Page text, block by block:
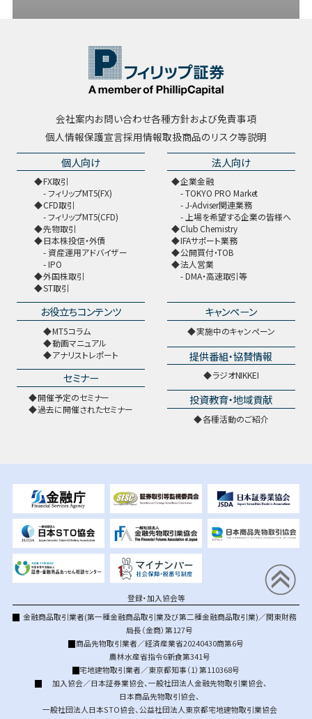
会社案内お問い合わせ各種方針および免責事項
個人情報保護宣言採用情報取扱商品のリスク等説明
個人向け
FX取引
フィリップMT5(FX)
CFD取引
フィリップMT5(CFD)
先物取引
日本株投信・外債
資産運用アドバイザー
IPO
外国株取引
ST取引
法人向け
企業金融
TOKYO PRO Market
J-Adviser関連業務
上場を希望する企業の皆様へ
Club Chemistry
IFAサポート業務
公開買付・TOB
法人営業
DMA・高速取引等
お役立ちコンテンツ
MT5コラム
動画マニュアル
アナリストレポート
セミナー
開催予定のセミナー
過去に開催されたセミナー
キャンペーン
実施中のキャンペーン
提供番組・協賛情報
ラジオNIKKEI
投資教育・地域貢献
各種活動のご紹介
登録・加入協会等
金融商品取引業者(第一種金融商品取引業及び第二種金融商品取引業)／関東財務
局長（金商）第127号
商品先物取引業者／経済産業省20240430商第6号
農林水産省指令6新食第341号
宅地建物取引業者／東京都知事（1）第110368号
加入協会／日本証券業協会、一般社団法人金融先物取引業協会、
日本商品先物取引協会、
一般社団法人日本STO協会、公益社団法人東京都宅地建物取引業協会